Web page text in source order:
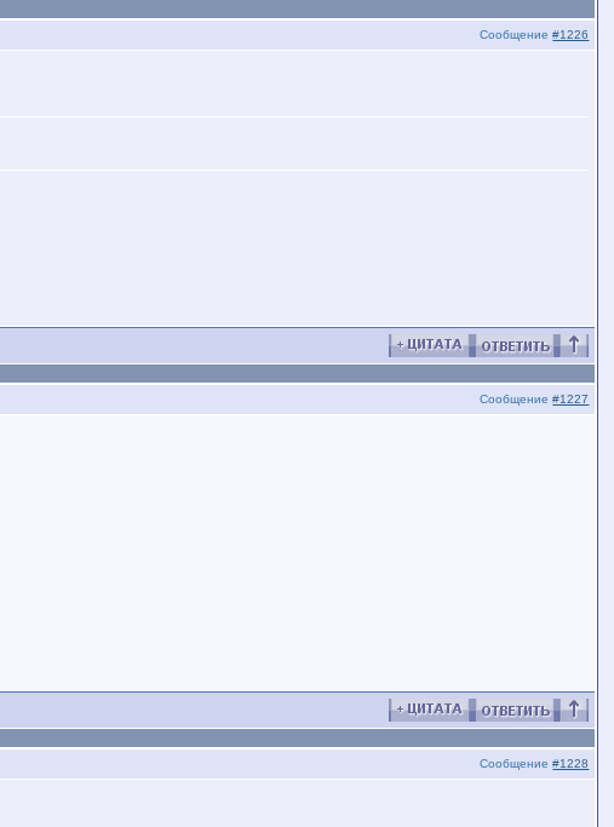
Сообщение#1226
Сообщение#1227
Сообщение#1228